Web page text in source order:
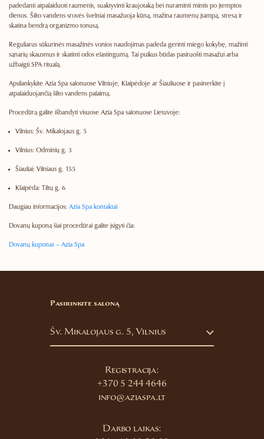
padedanti atpalaiduoti raumenis, suaktyvinti kraujotaką bei nuraminti mintis po įtemptos
dienos. Šilto vandens srovės švelniai masažuoja kūną, mažina raumenų įtampą, stresą ir
skatina bendrą organizmo tonusą.
Reguliarus sūkurinės masažinės vonios naudojimas padeda gerinti miego kokybę, mažinti
sąnarių skausmus ir skatinti odos elastingumą. Tai puikus būdas pasiruošti masažui arba
užbaigti SPA ritualą.
Apsilankykite Azia Spa salonuose Vilniuje, Klaipėdoje ar Šiauliuose ir pasinerkite į
atpalaiduojančią šilto vandens palaimą.
Procedūrą galite išbandyti visuose Azia Spa salonuose Lietuvoje:
Vilnius: Šv. Mikalojaus g. 5
Vilnius: Odminių g. 3
Šiauliai: Vilniaus g. 155
Klaipėda: Tiltų g. 6
Daugiau informacijos: Azia Spa kontaktai
Dovanų kuponą šiai procedūrai galite įsigyti čia:
Dovanų kuponas – Azia Spa
Pasirinkite saloną
Šv. Mikalojaus g. 5, Vilnius
Registracija:
+370 5 244 4646
info@aziaspa.lt
Darbo laikas: